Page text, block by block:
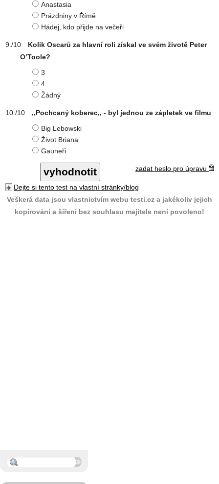
Anastasia
Prázdniny v Římě
Hádej, kdo přijde na večeři
Kolik Oscarů za hlavní roli získal ve svém životě Peter
O’Toole?
3
4
Žádný
,,Pochcaný koberec,, - byl jednou ze zápletek ve filmu
Big Lebowski
Život Briana
Gauneři
zadat heslo pro úpravu
Dejte si tento test na vlastní stránky/blog
Veškerá data jsou vlastnictvím webu testi.cz a jakékoliv jejich
kopírování a šíření bez souhlasu majitele není povoleno!